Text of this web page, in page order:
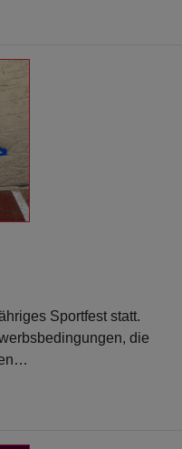
Sportfest statt.
die